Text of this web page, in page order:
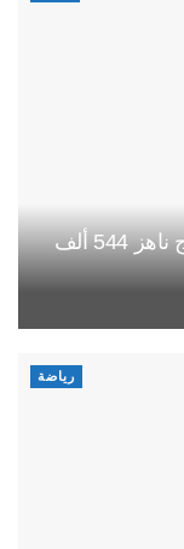
شمندر دكالة يسجل موسما قياسيا بإنتاج ناهز 544 ألف
رياضة